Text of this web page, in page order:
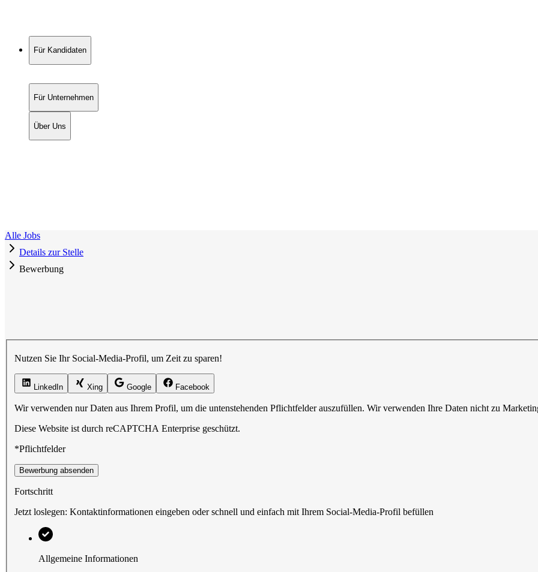
Für Kandidaten
Für Unternehmen
Über Uns
Alle Jobs
Details zur Stelle
Bewerbung
Nutzen Sie Ihr Social-Media-Profil, um Zeit zu sparen!
LinkedIn Xing Google Facebook
Wir verwenden nur Daten aus Ihrem Profil, um die untenstehenden Pflichtfelder auszufüllen. Wir verwenden Ihre Daten nicht zu
Diese Website ist durch reCAPTCHA Enterprise geschützt.
*Pflichtfelder
Bewerbung absenden
Fortschritt
Jetzt loslegen: Kontaktinformationen eingeben oder schnell und einfach mit Ihrem Social-Media-Profil befüllen
Allgemeine Informationen